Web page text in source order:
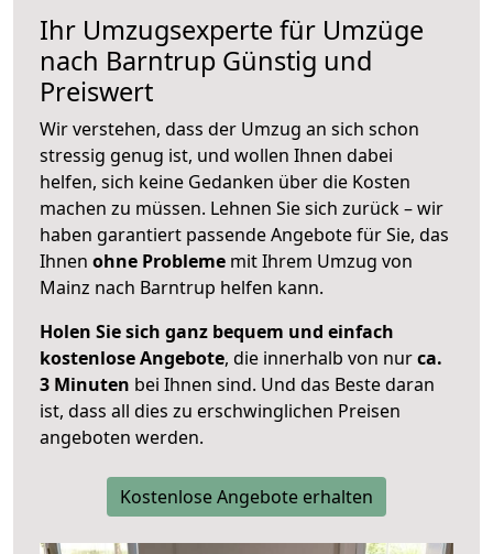
Ihr Umzugsexperte für Umzüge
nach Barntrup Günstig und
Preiswert
Wir verstehen, dass der Umzug an sich schon
stressig genug ist, und wollen Ihnen dabei
helfen, sich keine Gedanken über die Kosten
machen zu müssen. Lehnen Sie sich zurück – wir
haben garantiert passende Angebote für Sie, das
Ihnen ohne Probleme mit Ihrem Umzug von
Mainz nach Barntrup helfen kann.
Holen Sie sich ganz bequem und einfach
kostenlose Angebote, die innerhalb von nurca.
3 Minuten bei Ihnen sind. Und das Beste daran
ist, dass all dies zu erschwinglichen Preisen
angeboten werden.
Kostenlose Angebote erhalten